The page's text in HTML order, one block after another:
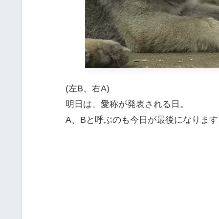
(左B、右A)
明日は、愛称が発表される日。
A、Bと呼ぶのも今日が最後になりま